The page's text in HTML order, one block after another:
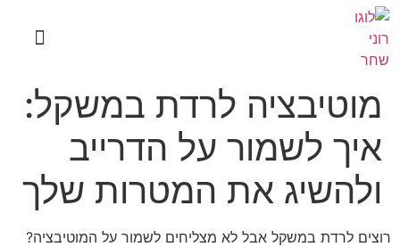
מוטיבציה לרדת במשקל:
איך לשמור על הדרייב
ולהשיג את המטרות שלך
רוצים לרדת במשקל אבל לא מצליחים לשמור על המוטיבציה?